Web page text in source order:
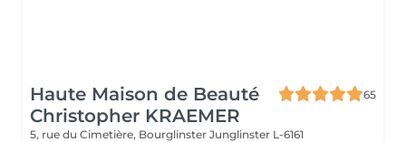
Haute Maison de Beauté
Christopher KRAEMER
65
5, rue du Cimetière, Bourglinster Junglinster L-6161